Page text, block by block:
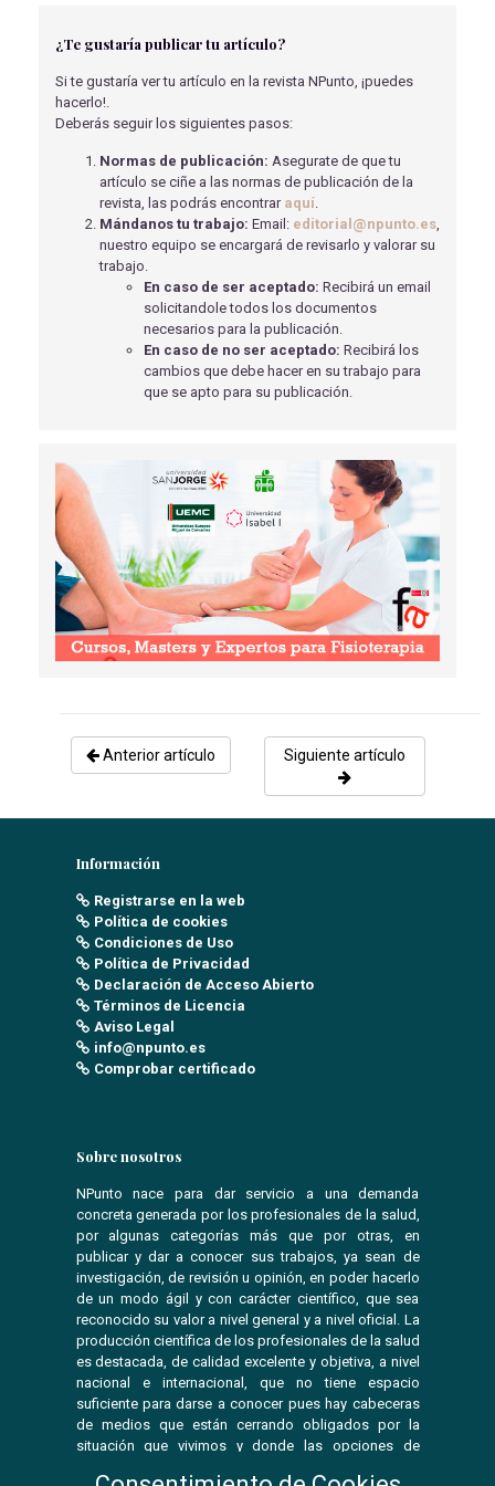
Lizaso Arregui, N- 30/09/2024
EL DOLOR CRÓNICO UNIDO A LA DEPRESIÓN
Valenciano Nadal, L
TRAUMATOLÓGICAS DE LAS CRISIS CONVULSIVAS
Lozano Gómez, H- 25/10/2021
TRIAGE: FUNCIONAMIENTO Y PAPEL DE LA
ENFERMERÍA EN UNA CATÁSTROFE
Navarrete Pérez, C.B
EL AUXILIAR DE ENFERMERÍA ANTE UN CASO DE
DISFAGIA Y COLOCACIÓN DE GASTROSTOMÍA
Diaz Pareja, M
- 15/05/2018
EFECTOS DEL CONSUMO DE BEBIDAS ENERGÉTICAS
¿Te gustaría publicar tu artículo?
Si te gustaría ver tu artículo en la revista NPunto, ¡puedes
hacerlo!.
Deberás seguir los siguientes pasos:
Normas de publicación: Asegurate de que tu
artículo se ciñe a las normas de publicación de la
revista, las podrás encontrar aquí.
Mándanos tu trabajo: Email: editorial@npunto.es,
nuestro equipo se encargará de revisarlo y valorar su
trabajo.
En caso de ser aceptado: Recibirá un email
solicitandole todos los documentos
necesarios para la publicación.
En caso de no ser aceptado: Recibirá los
cambios que debe hacer en su trabajo para
que se apto para su publicación.
Anterior artículo Siguiente artículo
Información
Registrarse en la web
Política de cookies
Condiciones de Uso
Política de Privacidad
Declaración de Acceso Abierto
Términos de Licencia
Aviso Legal
info@npunto.es
Comprobar certificado
Sobre nosotros
NPunto nace para dar servicio a una demanda
concreta generada por los profesionales de la salud,
por algunas categorías más que por otras, en
publicar y dar a conocer sus trabajos, ya sean de
investigación, de revisión u opinión, en poder hacerlo
de un modo ágil y con carácter científico, que sea
reconocido su valor a nivel general y a nivel oficial. La
producción científica de los profesionales de la salud
es destacada, de calidad excelente y objetiva, a nivel
nacional e internacional, que no tiene espacio
suficiente para darse a conocer pues hay cabeceras
de medios que están cerrando obligados por la
situación que vivimos y donde las opciones de